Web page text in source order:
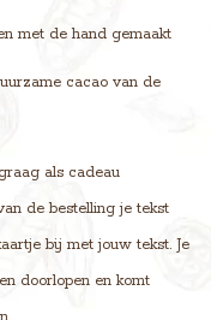
met de hand gemaakt
cacao van de
als cadeau
de bestelling je tekst
bij met jouw tekst. Je
doorlopen en komt